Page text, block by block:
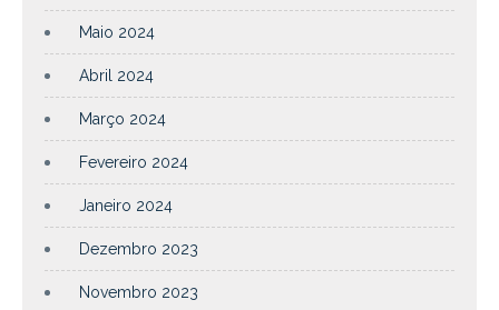
Maio 2024
Abril 2024
Março 2024
Fevereiro 2024
Janeiro 2024
Dezembro 2023
Novembro 2023